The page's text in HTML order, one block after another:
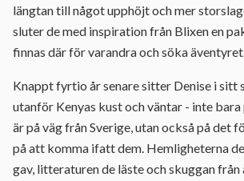
längtan till något upphöjt och mer
sluter de med inspiration från Blixen en
finnas där för varandra och söka
Knappt fyrtio år senare sitter Denise i sitt
utanför Kenyas kust och väntar - inte bara
är på väg från Sverige, utan också på det
på att komma ifatt dem. Hemligheterna
gav, litteraturen de läste och skuggan